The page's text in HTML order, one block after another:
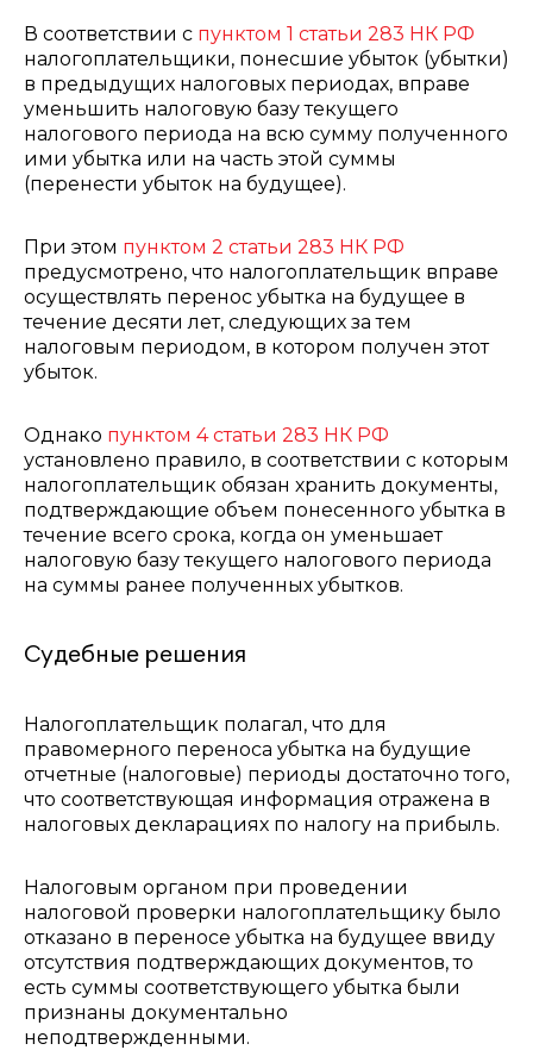
В соответствии с пунктом 1 статьи 283 НК РФ
налогоплательщики, понесшие убыток (убытки)
в предыдущих налоговых периодах, вправе
уменьшить налоговую базу текущего
налогового периода на всю сумму полученного
ими убытка или на часть этой суммы
(перенести убыток на будущее).
При этом пунктом 2 статьи 283 НК РФ
предусмотрено, что налогоплательщик вправе
осуществлять перенос убытка на будущее в
течение десяти лет, следующих за тем
налоговым периодом, в котором получен этот
убыток.
Однако пунктом 4 статьи 283 НК РФ
установлено правило, в соответствии с которым
налогоплательщик обязан хранить документы,
подтверждающие объем понесенного убытка в
течение всего срока, когда он уменьшает
налоговую базу текущего налогового периода
на суммы ранее полученных убытков.
Судебные решения
Налогоплательщик полагал, что для
правомерного переноса убытка на будущие
отчетные (налоговые) периоды достаточно того,
что соответствующая информация отражена в
налоговых декларациях по налогу на прибыль.
Налоговым органом при проведении
налоговой проверки налогоплательщику было
отказано в переносе убытка на будущее ввиду
отсутствия подтверждающих документов, то
есть суммы соответствующего убытка были
признаны документально
неподтвержденными.